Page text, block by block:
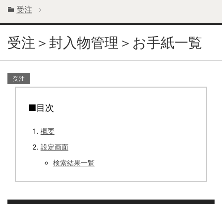
受注
受注＞封入物管理＞お手紙一覧
受注
■目次
概要
設定画面
検索結果一覧